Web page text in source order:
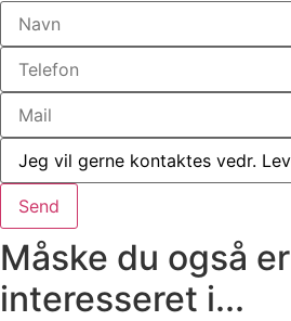
Send
Måske du også er
interesseret i...